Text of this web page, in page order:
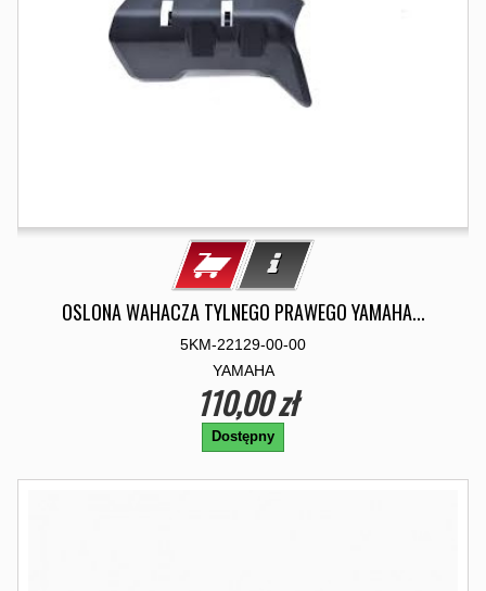
OSLONA WAHACZA TYLNEGO PRAWEGO YAMAHA...
5KM-22129-00-00
YAMAHA
110,00 zł
Dostępny